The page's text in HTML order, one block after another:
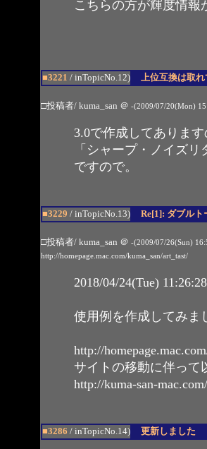
こちらの方が輝度情報
■3221 / inTopicNo.12) 上位互換は取れ
□投稿者/ kuma_san ＠ -(2009/07/20(Mon)
3.0で作成してありま
「シャープ・ノイズ
ですので。
■3229 / inTopicNo.13) Re[1]: ダブルト
□投稿者/ kuma_san ＠ -(2009/07/26(Sun)
http://homepage.mac.com/kuma_san/art_tast/
2018/04/24(Tue)
使用例を作成してみま
http://
サイトの移動に伴って
http://kuma-san-
■3286 / inTopicNo.14) 更新しました